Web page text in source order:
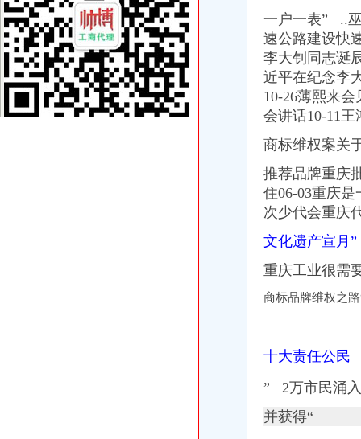
请各社会团体于每年月1日登陆重庆重庆市渝中区人民.doc下载-支
【广安审计_广安审计公司】-广安百姓网
重庆：商事制度改革释放市场活力_地方政务联播_中国网
知名外企锐珂在华一年被曝两次行贿_网易财经
工商年检相关_批发价格_厂家_图片_勤加缘网
【广安审计_广安审计公司】-广安百姓网
[公司变更注销]重庆正青禾财务咨询有限公司--专业财务外包服务机构|
重庆公告遗失刊登服务网——2013.5.16.重庆资格证遗失登报、重庆营
重庆住房公积金缴存单位账户注销办理流程是怎样的？-家居装修互动
重庆子钦财务咨询有限公司|重庆子钦财务咨询有限公司网站
高院肖峰法官家授权本公号以案析法：非持股关联公司之间公司人
www.mywq.gov.cn-网站综合查询|重庆市人民民营企业官方信息港…
重庆三峡水利电力(集团)股份有限公司公告(系列)|公司|股东大会|
一户一表” ..
速公路建设快
李大钊同志诞
近平在纪念李
10-26薄熙来
会讲话10-11王
商标维权案关
推荐品牌重庆
住06-03重庆
次少代会重庆
文化遗产宣月”
重庆工业很需
商标品牌维权之
十大责任公民
” 2万市民涌入
并获得“